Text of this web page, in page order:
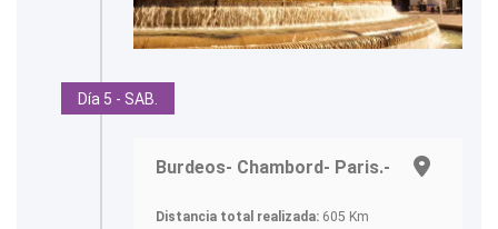
Día 5 - SAB.
Burdeos- Chambord- Paris.-
Distancia total realizada: 605 Km